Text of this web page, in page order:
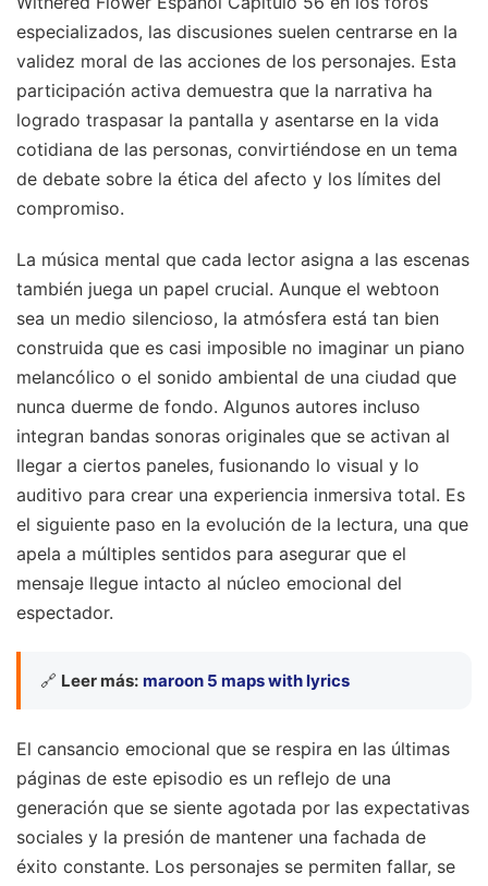
especializados, las discusiones suelen centrarse en la
validez moral de las acciones de los personajes. Esta
participación activa demuestra que la narrativa ha
logrado traspasar la pantalla y asentarse en la vida
cotidiana de las personas, convirtiéndose en un tema
de debate sobre la ética del afecto y los límites del
compromiso.
La música mental que cada lector asigna a las escenas
también juega un papel crucial. Aunque el webtoon
sea un medio silencioso, la atmósfera está tan bien
construida que es casi imposible no imaginar un piano
melancólico o el sonido ambiental de una ciudad que
nunca duerme de fondo. Algunos autores incluso
integran bandas sonoras originales que se activan al
llegar a ciertos paneles, fusionando lo visual y lo
auditivo para crear una experiencia inmersiva total. Es
el siguiente paso en la evolución de la lectura, una que
apela a múltiples sentidos para asegurar que el
mensaje llegue intacto al núcleo emocional del
espectador.
🔗 Leer más: maroon 5 maps with lyrics
El cansancio emocional que se respira en las últimas
páginas de este episodio es un reflejo de una
generación que se siente agotada por las expectativas
sociales y la presión de mantener una fachada de
éxito constante. Los personajes se permiten fallar, se